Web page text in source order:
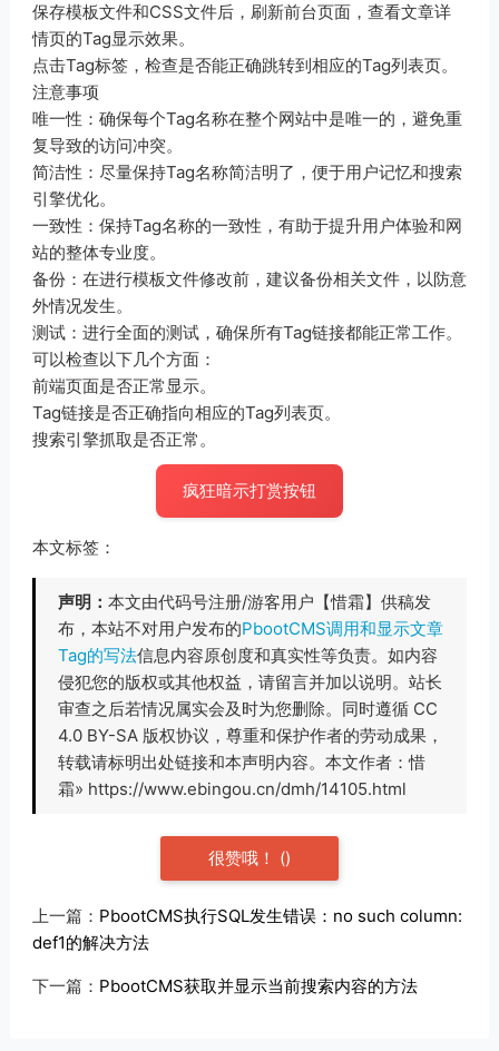
保存模板文件和CSS文件后，刷新前台页面，查看文章详
情页的Tag显示效果。
点击Tag标签，检查是否能正确跳转到相应的Tag列表页。
注意事项
唯一性：确保每个Tag名称在整个网站中是唯一的，避免重
复导致的访问冲突。
简洁性：尽量保持Tag名称简洁明了，便于用户记忆和搜索
引擎优化。
一致性：保持Tag名称的一致性，有助于提升用户体验和网
站的整体专业度。
备份：在进行模板文件修改前，建议备份相关文件，以防意
外情况发生。
测试：进行全面的测试，确保所有Tag链接都能正常工作。
可以检查以下几个方面：
前端页面是否正常显示。
Tag链接是否正确指向相应的Tag列表页。
搜索引擎抓取是否正常。
疯狂暗示打赏按钮
本文标签：
声明： 本文由代码号注册/游客用户【惜霜】供稿发
布，本站不对用户发布的PbootCMS调用和显示文章
Tag的写法信息内容原创度和真实性等负责。如内容
侵犯您的版权或其他权益，请留言并加以说明。站长
审查之后若情况属实会及时为您删除。同时遵循 CC
4.0 BY-SA 版权协议，尊重和保护作者的劳动成果，
转载请标明出处链接和本声明内容。本文作者：惜
霜» https://www.ebingou.cn/dmh/14105.html
很赞哦！ ()
上一篇： PbootCMS执行SQL发生错误：no such column:
def1的解决方法
下一篇： PbootCMS获取并显示当前搜索内容的方法